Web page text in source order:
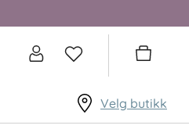
Velg butikk